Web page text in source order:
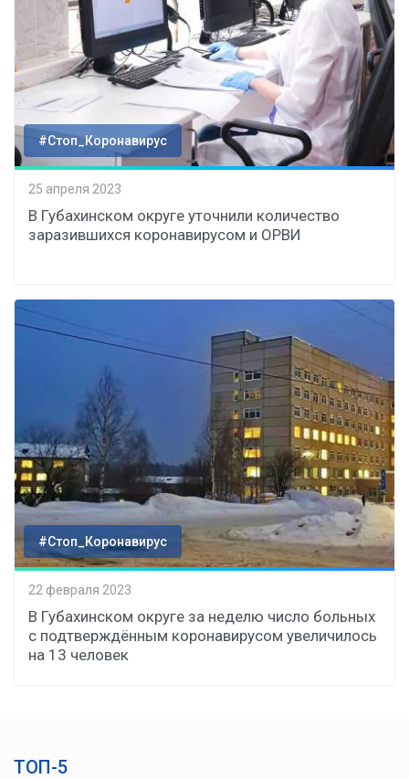
#Стоп_Коронавирус
25 апреля 2023
В Губахинском округе уточнили количество
заразившихся коронавирусом и ОРВИ
#Стоп_Коронавирус
22 февраля 2023
В Губахинском округе за неделю число больных
с подтверждённым коронавирусом увеличилось
на 13 человек
ТОП-5